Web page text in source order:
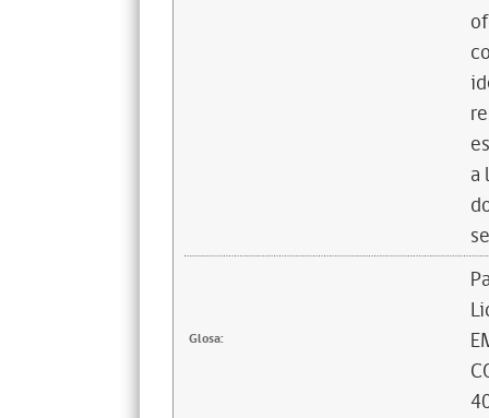
a
Glosa: